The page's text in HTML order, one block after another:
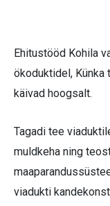
Ehitustööd Kohila
ökoduktidel, Künka
käivad hoogsalt.
Tagadi tee
muldkeha ning
viadukti